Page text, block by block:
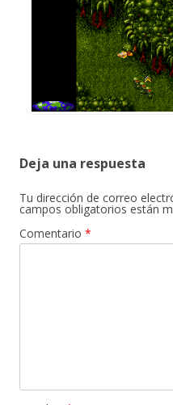
Deja una respuesta
Tu dirección de correo
campos obligatorios están
Comentario *